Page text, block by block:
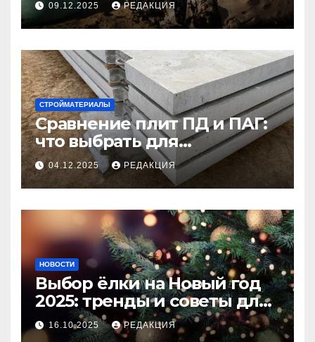
09.12.2025 РЕДАКЦИЯ
СТРОЙМАТЕРИАЛЫ
Сравнение плит ПД и ПАГ:
что выбрать для
долговечного и прочного
покрытия
04.12.2025 РЕДАКЦИЯ
НОВОСТИ
Выбор ёлки на Новый год
2025: тренды и советы для
идеального праздника
16.10.2025 РЕДАКЦИЯ